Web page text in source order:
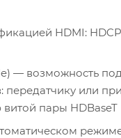
HDMI: HDCP
— возможность
передатчику или
пары HDBaseT